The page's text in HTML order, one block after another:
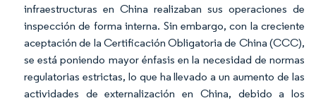
infraestructuras en China realizaban sus operaciones de
inspección de forma interna. Sin embargo, con la creciente
aceptación de la Certificación Obligatoria de China (CCC),
se está poniendo mayor énfasis en la necesidad de normas
regulatorias estrictas, lo que ha llevado a un aumento de las
actividades de externalización en China, debido a los